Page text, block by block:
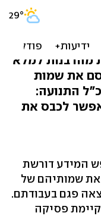
מהרבנות למלא
את שמות
התנועה:
אפשר לכבס את
המידע דורשת
שמותיהם של
פגם בעבודתם.
פסיקה